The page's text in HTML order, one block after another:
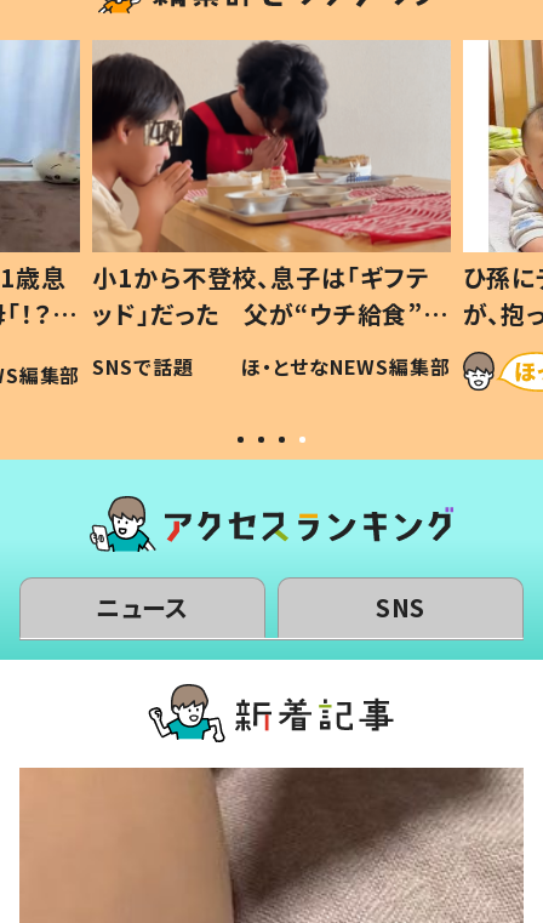
歳息
？」
編集部
小1から不登校、息子は「ギフテ
ッド」だった 父が“ウチ給食”を
作り続ける理由とは #令和の親
#令和の子
SNSで話題 ほ・とせなNEWS編集部
ひ孫
が、
「涙が
い」
ニュース SNS